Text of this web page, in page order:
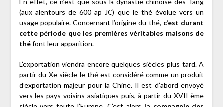
En effet, ce n’est que sous la dynastie chinoise des Tang
(aux alentours de 600 ap JC) que le thé évolue vers un
usage populaire. Concernant l’origine du thé, c’est durant
cette période que les premières véritables maisons de
théfont leur apparition.
L’exportation viendra encore quelques siècles plus tard. A
partir du Xe siècle le thé est considéré comme un produit
d’exportation majeur pour la Chine. Il est d’abord envoyé
vers les pays voisins asiatiques puis, à partir du XVII ème